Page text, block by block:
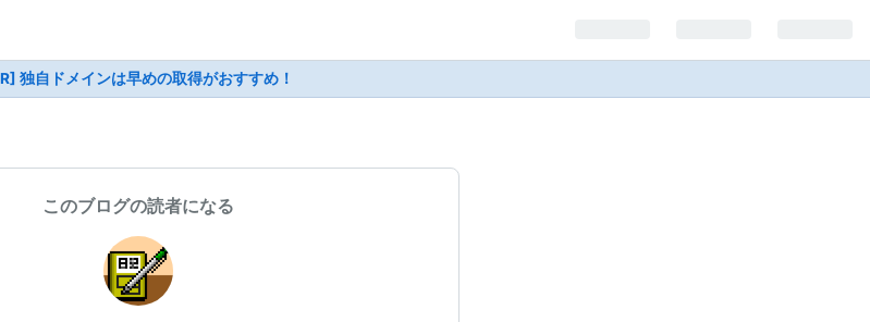
独自ドメインは早めの取得がおすすめ！
このブログの読者になる